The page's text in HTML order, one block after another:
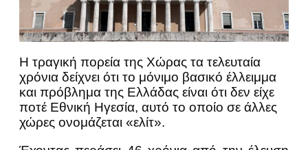
Η τραγική πορεία της Χώρας τα τελευταία
χρόνια δείχνει ότι το μόνιμο βασικό έλλειμμα
και πρόβλημα της Ελλάδας είναι ότι δεν είχε
ποτέ Εθνική Ηγεσία, αυτό το οποίο σε άλλες
χώρες ονομάζεται «ελίτ».